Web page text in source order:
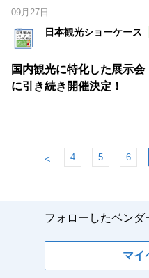
09月27日
日本観光ショーケース
国内観光に特化した展示
に引き続き開催決定！
＜ 4 5 6
フォローしたベンダ
マイ